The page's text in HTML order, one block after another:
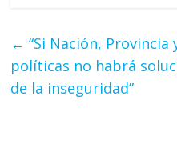
← “Si Nación,
políticas no habrá
de la inseguridad”